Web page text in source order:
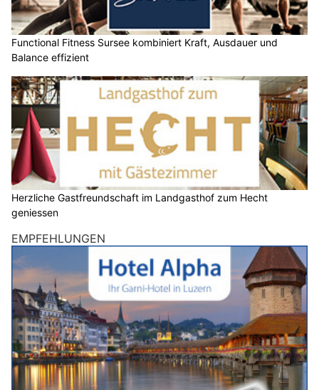
Functional Fitness Sursee kombiniert Kraft, Ausdauer und
Balance effizient
Herzliche Gastfreundschaft im Landgasthof zum Hecht
geniessen
EMPFEHLUNGEN